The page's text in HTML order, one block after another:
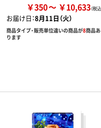
￥350 ￥10,633
お届け日：8月11日（火）
商品タイプ・販売単位違いの商品が8商品あ
ります